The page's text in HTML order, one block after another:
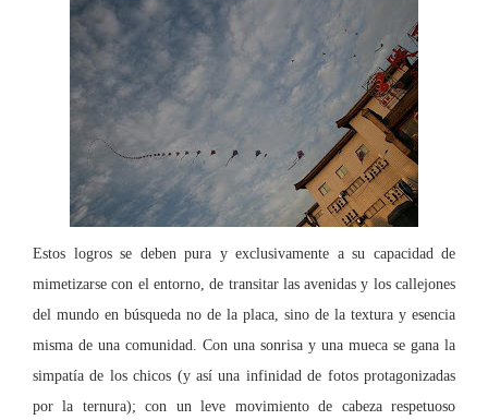
Estos logros se deben pura y exclusivamente a su capacidad de
mimetizarse con el entorno, de transitar las avenidas y los callejones
del mundo en búsqueda no de la placa, sino de la textura y esencia
misma de una comunidad. Con una sonrisa y una mueca se gana la
simpatía de los chicos (y así una infinidad de fotos protagonizadas
por la ternura); con un leve movimiento de cabeza respetuoso